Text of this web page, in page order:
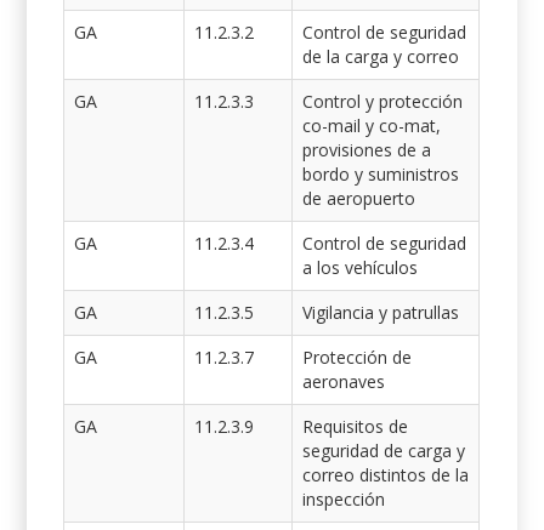
GA
11.2.3.2
Control de seguridad
de la carga y correo
GA
11.2.3.3
Control y protección
co-mail y co-mat,
provisiones de a
bordo y suministros
de aeropuerto
GA
11.2.3.4
Control de seguridad
a los vehículos
GA
11.2.3.5
Vigilancia y patrullas
GA
11.2.3.7
Protección de
aeronaves
GA
11.2.3.9
Requisitos de
seguridad de carga y
correo distintos de la
inspección